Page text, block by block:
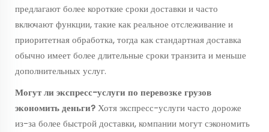
предлагают более короткие сроки доставки и часто
включают функции, такие как реальное отслеживание и
приоритетная обработка, тогда как стандартная доставка
обычно имеет более длительные сроки транзита и меньше
дополнительных услуг.
Могут ли экспресс-услуги по перевозке грузов
экономить деньги?Хотя экспресс-услуги часто дороже
из-за более быстрой доставки, компании могут сэкономить